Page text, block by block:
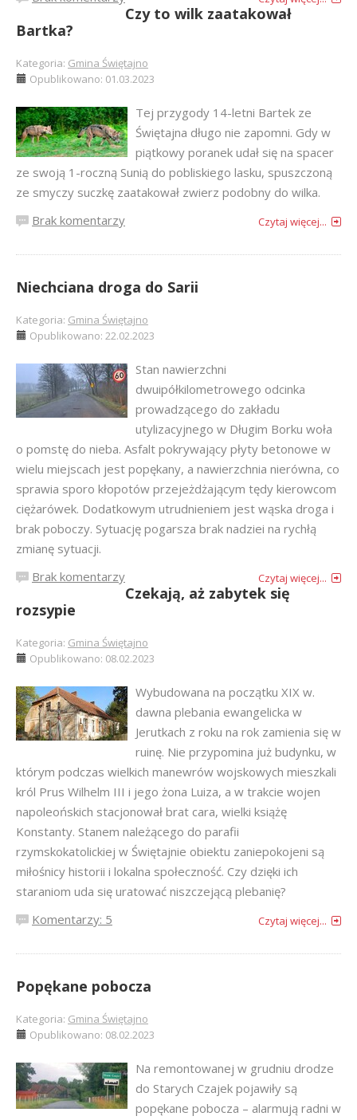
Czy to wilk zaatakował
Bartka?
Kategoria: Gmina Świętajno
Opublikowano: 01.03.2023
Tej przygody 14-letni Bartek ze
Świętajna długo nie zapomni. Gdy w
piątkowy poranek udał się na spacer
ze swoją 1-roczną Sunią do pobliskiego lasku, spuszczoną
ze smyczy suczkę zaatakował zwierz podobny do wilka.
Brak komentarzy
Czytaj więcej...
Niechciana droga do Sarii
Kategoria: Gmina Świętajno
Opublikowano: 22.02.2023
Stan nawierzchni
dwuipółkilometrowego odcinka
prowadzącego do zakładu
utylizacyjnego w Długim Borku woła
o pomstę do nieba. Asfalt pokrywający płyty betonowe w
wielu miejscach jest popękany, a nawierzchnia nierówna, co
sprawia sporo kłopotów przejeżdżającym tędy kierowcom
ciężarówek. Dodatkowym utrudnieniem jest wąska droga i
brak poboczy. Sytuację pogarsza brak nadziei na rychłą
zmianę sytuacji.
Brak komentarzy
Czytaj więcej...
Czekają, aż zabytek się
rozsypie
Kategoria: Gmina Świętajno
Opublikowano: 08.02.2023
Wybudowana na początku XIX w.
dawna plebania ewangelicka w
Jerutkach z roku na rok zamienia się w
ruinę. Nie przypomina już budynku, w
którym podczas wielkich manewrów wojskowych mieszkali
król Prus Wilhelm III i jego żona Luiza, a w trakcie wojen
napoleońskich stacjonował brat cara, wielki książę
Konstanty. Stanem należącego do parafii
rzymskokatolickiej w Świętajnie obiektu zaniepokojeni są
miłośnicy historii i lokalna społeczność. Czy dzięki ich
staraniom uda się uratować niszczejącą plebanię?
Komentarzy: 5
Czytaj więcej...
Popękane pobocza
Kategoria: Gmina Świętajno
Opublikowano: 08.02.2023
Na remontowanej w grudniu drodze
do Starych Czajek pojawiły są
popękane pobocza – alarmują radni w